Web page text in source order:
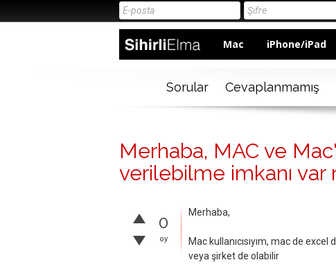
Mac iPhone/iPad
Sorular Cevaplanmamış
Merhaba, MAC ve
verilebilme imkanı var
0
oy
Merhaba,
Mac kullanıcısıyım, mac de
veya şirket de olabilir